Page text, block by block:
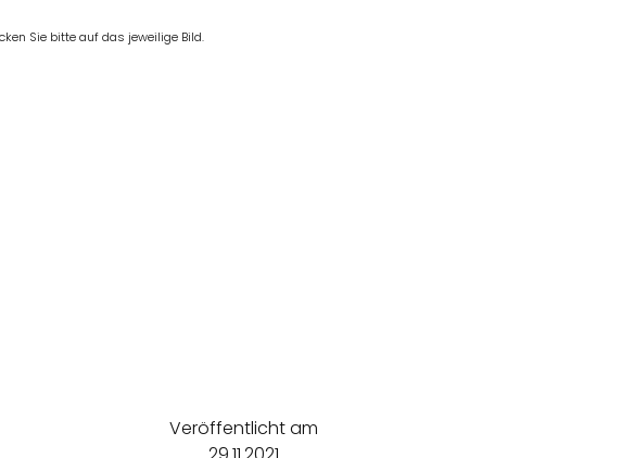
Sie bitte auf das jeweilige Bild.
Veröffentlicht am